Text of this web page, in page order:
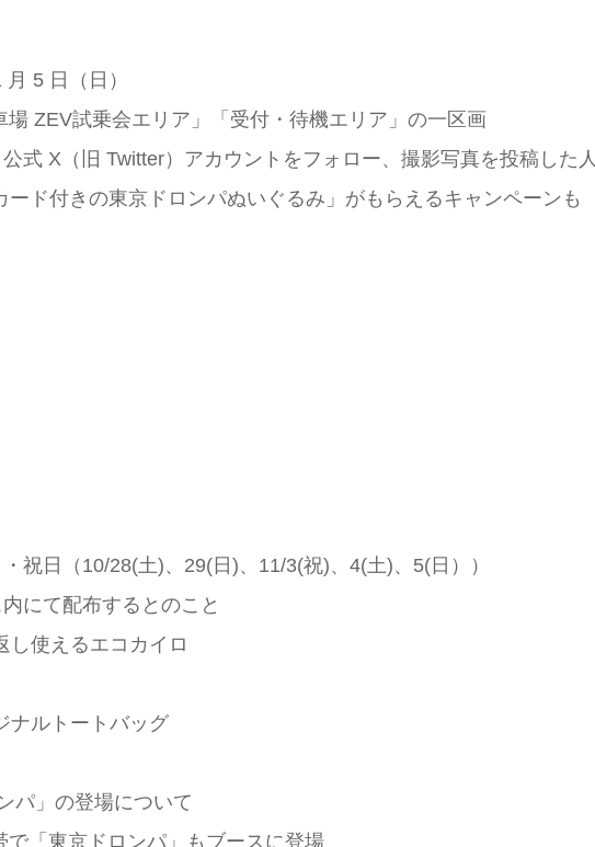
5 ⽇（⽇）
ZEV試乗会エリア」「受付・待機エリア」の⼀区画
式 X（旧 Twitter）アカウントをフォロー、撮影写真を投稿した人
ド付きの東京ドロンパぬいぐるみ」がもらえるキャンペーンも
⽇（10/28(⼟)、29(⽇)、11/3(祝)、4(⼟)、5(⽇））
にて配布するとのこと
し使えるエコカイロ
ナルトートバッグ
パ」の登場について
「東京ドロンパ」もブースに登場